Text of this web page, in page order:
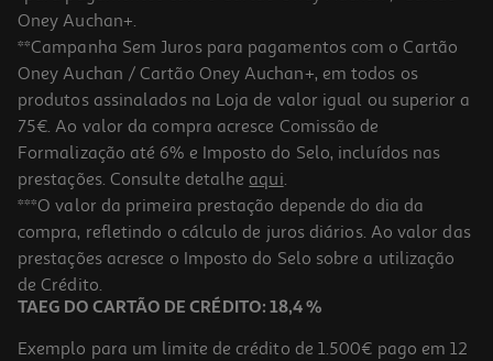
Oney Auchan+.
**Campanha Sem Juros para pagamentos com o Cartão
Oney Auchan / Cartão Oney Auchan+, em todos os
produtos assinalados na Loja de valor igual ou superior a
75€. Ao valor da compra acresce Comissão de
Formalização até 6% e Imposto do Selo, incluídos nas
prestações. Consulte detalhe aqui.
***O valor da primeira prestação depende do dia da
compra, refletindo o cálculo de juros diários. Ao valor das
prestações acresce o Imposto do Selo sobre a utilização
de Crédito.
TAEG DO CARTÃO DE CRÉDITO: 18,4 %
Exemplo para um limite de crédito de 1.500€ pago em 12